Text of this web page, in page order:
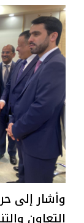
وأشار إلى